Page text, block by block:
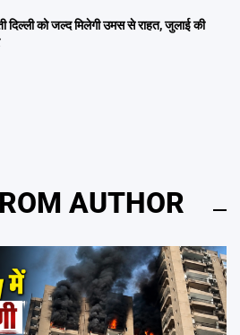
को जल्द मिलेगी उमस से राहत, जुलाई की
AUTHOR